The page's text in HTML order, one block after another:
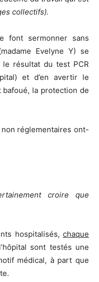
collectifs).
font sermonner sans
Evelyne Y) se
résultat du test PCR
et d’en avertir le
la protection de
réglementaires ont-
croire que
hospitalisés, chaque
sont testés une
médical, à part que